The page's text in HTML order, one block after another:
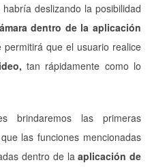
deslizando la posibilidad
dentro de la aplicación
permitirá que el usuario realice
tan rápidamente como lo
brindaremos las primeras
las funciones mencionadas
dentro de laaplicación de